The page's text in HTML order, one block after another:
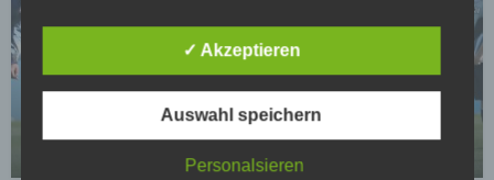
wird und wer bleibt
Vorschriften der Datenschutzgesetze eingehalten
werden und um damit die durch uns verarbeiteten
Daten gegen zufällige oder vorsätzliche
Manipulationen, Verlust, Zerstörung oder gegen den
Zugriff unberechtigter Personen zu schützen.
Sofern im Rahmen dieser Datenschutzerklärung
✓ Akzeptieren
Auswahl speichern
Personalsieren